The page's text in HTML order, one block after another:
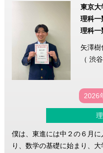
東京大
理科一
理科一
矢澤樹
（ 渋
2026
僕は、東進には中２の６月
り、数学の基礎に始まり、